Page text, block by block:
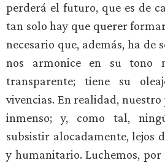
perderá el futuro, que es de
tan solo hay que querer
necesario que, además, ha de
nos armonice en su tono
transparente; tiene su
vivencias. En realidad,
inmenso; y, como tal,
subsistir alocadamente, lejos
y humanitario. Luchemos, por